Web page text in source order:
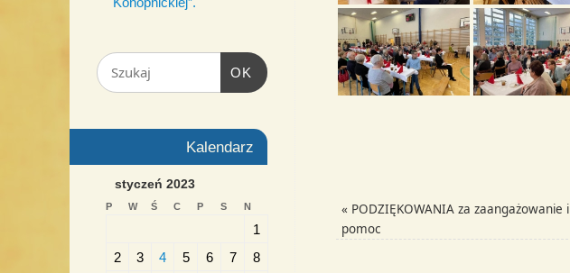
« PODZIĘKOWANIA za zaangażowanie i
pomoc
OK
Kalendarz
styczeń 2023
P W Ś C P S N
1
2
3 4 5 6 7 8